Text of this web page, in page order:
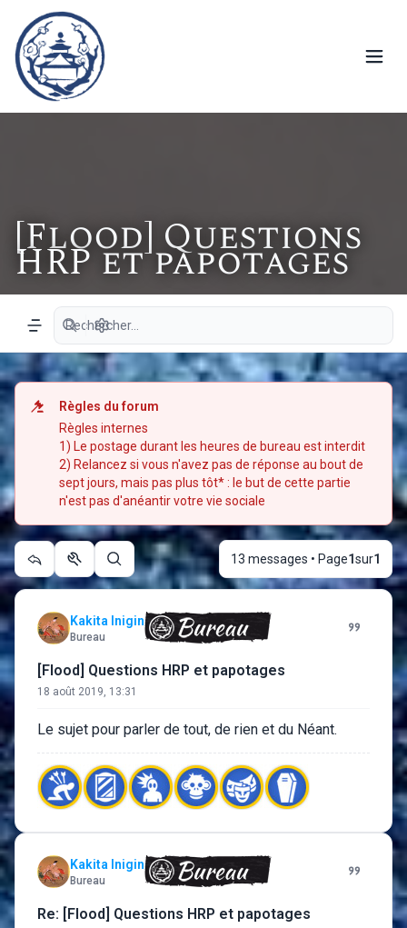
[Flood] Questions
HRP et papotages
Navigation menu
Recherche avancée
Règles du forum
Règles internes
1) Le postage durant les heures de bureau est interdit
2) Relancez si vous n'avez pas de réponse au bout de
sept jours, mais pas plus tôt* : le but de cette partie
n'est pas d'anéantir votre vie sociale
Outils du sujet
Rechercher
13 messages • Page1sur1
Kakita Inigin
Bureau
[Flood] Questions HRP et papotages
18 août 2019, 13:31
Le sujet pour parler de tout, de rien et du Néant.
Kakita Inigin
Bureau
Re: [Flood] Questions HRP et papotages